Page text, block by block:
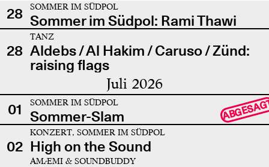
28
SOMMER IM SÜDPOL
Sommer im Südpol: Rami Thawi
28
TANZ
Aldebs / Al Hakim / Caruso / Zünd:
raising flags
Juli 2026
01 SOMMER IM SÜDPOL
Sommer-Slam
02
KONZERT, SOMMER IM SÜDPOL
High on the Sound
AMÆMI & SOUNDBUDDY